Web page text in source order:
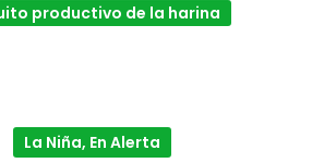
productivo de la harina
La Niña, En Alerta